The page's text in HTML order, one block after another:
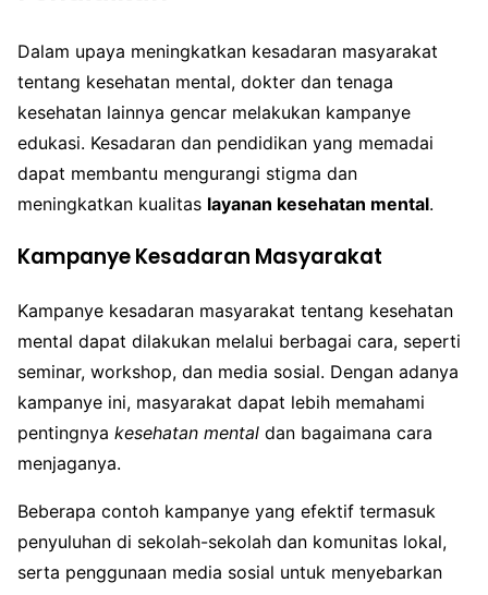
Dalam upaya meningkatkan kesadaran masyarakat
tentang kesehatan mental, dokter dan tenaga
kesehatan lainnya gencar melakukan kampanye
edukasi. Kesadaran dan pendidikan yang memadai
dapat membantu mengurangi stigma dan
meningkatkan kualitas layanan kesehatan mental.
Kampanye Kesadaran Masyarakat
Kampanye kesadaran masyarakat tentang kesehatan
mental dapat dilakukan melalui berbagai cara, seperti
seminar, workshop, dan media sosial. Dengan adanya
kampanye ini, masyarakat dapat lebih memahami
pentingnya kesehatan mental dan bagaimana cara
menjaganya.
Beberapa contoh kampanye yang efektif termasuk
penyuluhan di sekolah-sekolah dan komunitas lokal,
serta penggunaan media sosial untuk menyebarkan